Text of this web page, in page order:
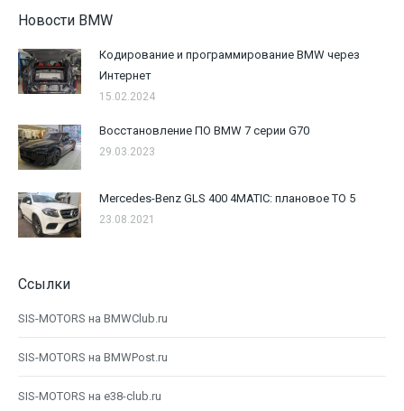
Новости BMW
Кодирование и программирование BMW через
Интернет
15.02.2024
Восстановление ПО BMW 7 серии G70
29.03.2023
Mercedes-Benz GLS 400 4MATIC: плановое ТО 5
23.08.2021
Ссылки
SIS-MOTORS на BMWClub.ru
SIS-MOTORS на BMWPost.ru
SIS-MOTORS на e38-club.ru